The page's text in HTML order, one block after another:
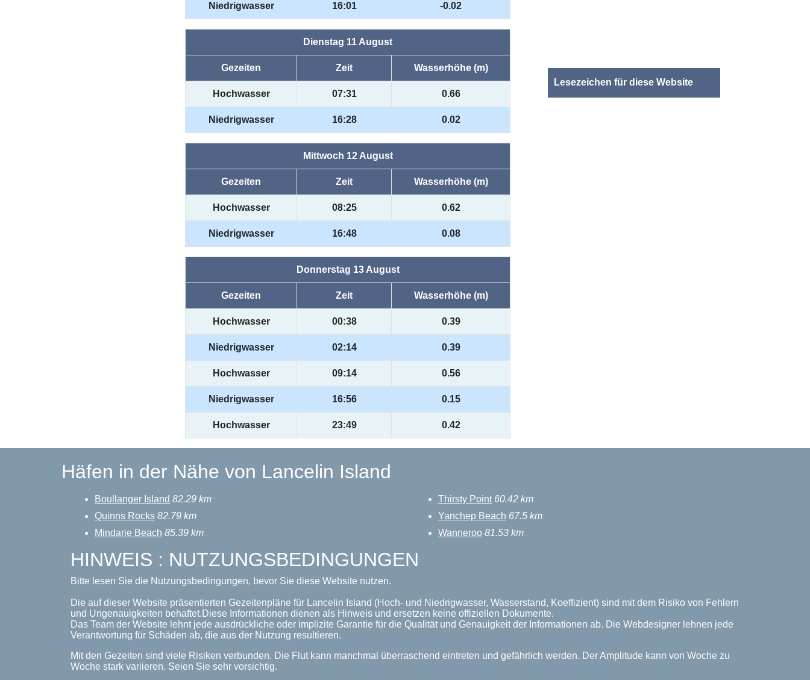
Niedrigwasser 16:01 -0.02
Dienstag 11 August
Gezeiten Zeit Wasserhöhe (m)
Hochwasser 07:31 0.66
Niedrigwasser 16:28 0.02
Mittwoch 12 August
Gezeiten Zeit Wasserhöhe (m)
Hochwasser 08:25 0.62
Niedrigwasser 16:48 0.08
Donnerstag 13 August
Gezeiten Zeit Wasserhöhe (m)
Hochwasser 00:38 0.39
Niedrigwasser 02:14 0.39
Hochwasser 09:14 0.56
Niedrigwasser 16:56 0.15
Hochwasser 23:49 0.42
Lesezeichen für diese Website
Häfen in der Nähe von Lancelin Island
Boullanger Island 82.29 km
Quinns Rocks 82.79 km
Mindarie Beach 85.39 km
Thirsty Point 60.42 km
Yanchep Beach 67.5 km
Wanneroo 81.53 km
HINWEIS : NUTZUNGSBEDINGUNGEN
Bitte lesen Sie die Nutzungsbedingungen, bevor Sie diese Website nutzen.
Die auf dieser Website präsentierten Gezeitenpläne für Lancelin Island (Hoch- und Niedrigwasser, Wasserstand, Koeffizient) sind mit dem Risiko von Fehlern
und Ungenauigkeiten behaftet.Diese Informationen dienen als Hinweis und ersetzen keine offiziellen Dokumente.
Das Team der Website lehnt jede ausdrückliche oder implizite Garantie für die Qualität und Genauigkeit der Informationen ab. Die Webdesigner lehnen jede
Verantwortung für Schäden ab, die aus der Nutzung resultieren.
Mit den Gezeiten sind viele Risiken verbunden. Die Flut kann manchmal überraschend eintreten und gefährlich werden. Der Amplitude kann von Woche zu
Woche stark variieren. Seien Sie sehr vorsichtig.